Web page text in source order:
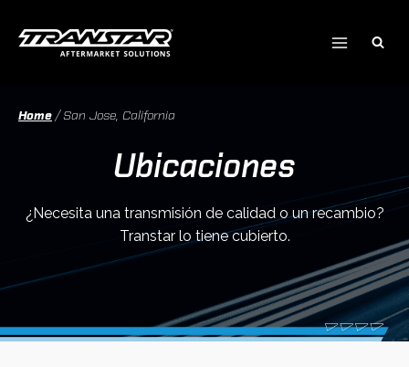
contenido
Home /San Jose, California
Ubicaciones
¿Necesita una transmisión de calidad o un recambio?
Transtar lo tiene cubierto.